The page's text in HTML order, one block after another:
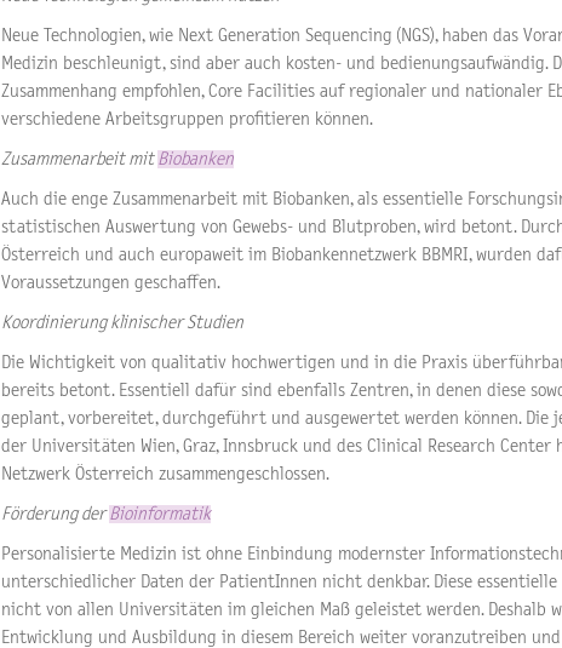
Neue Technologien, wie Next Generation Sequencing (NGS), haben das
Medizin beschleunigt, sind aber auch kosten- und bedienungsaufwändig.
Zusammenhang empfohlen, Core Facilities auf regionaler und nationaler
verschiedene Arbeitsgruppen profitieren können.
Zusammenarbeit mit Biobanken
Auch die enge Zusammenarbeit mit Biobanken, als essentielle
statistischen Auswertung von Gewebs- und Blutproben, wird betont.
Österreich und auch europaweit im Biobankennetzwerk BBMRI, wurden
Voraussetzungen geschaffen.
Koordinierung klinischer Studien
Die Wichtigkeit von qualitativ hochwertigen und in die Praxis
bereits betont. Essentiell dafür sind ebenfalls Zentren, in denen diese
geplant, vorbereitet, durchgeführt und ausgewertet werden können. Die
der Universitäten Wien, Graz, Innsbruck und des Clinical Research Center
Netzwerk Österreich zusammengeschlossen.
Förderung derBioinformatik
Personalisierte Medizin ist ohne Einbindung modernster
unterschiedlicher Daten der PatientInnen nicht denkbar. Diese
nicht von allen Universitäten im gleichen Maß geleistet werden. Deshalb
Entwicklung und Ausbildung in diesem Bereich weiter voranzutreiben